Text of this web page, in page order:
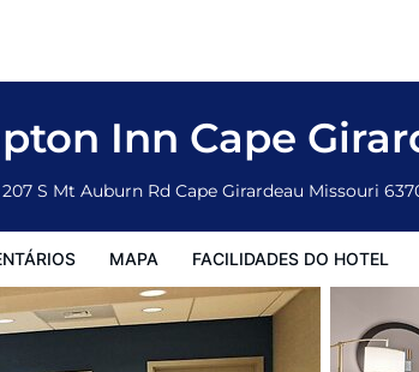
Inn Cape
207 S Mt Auburn Rd Cape Girardeau Missouri
MAPA FACILIDADES DO HOTEL